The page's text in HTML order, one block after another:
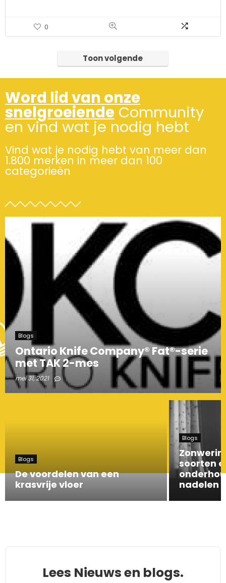
0
Toon volgende
Word lid van onze
snelgroeiende Community
en vind wat je nodig hebt
Vind wat je nodig hebt van meer dan
1.800 merken in meer dan 100
categorieën
Blogs
Ontario Knife Company® Fat®-serie
met TAK 2-mes
mei 31, 2021
Blogs
De voordelen van een
krasvrije vloer
Blogs
soorten
nadelen
Lees Nieuws en blogs.